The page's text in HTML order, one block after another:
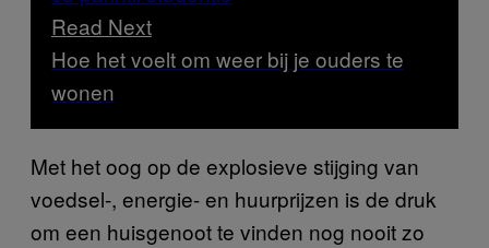
Read Next
Hoe het voelt om weer bij je ouders te
wonen
Met het oog op de explosieve stijging van
voedsel-, energie- en huurprijzen is de druk
om een huisgenoot te vinden nog nooit zo